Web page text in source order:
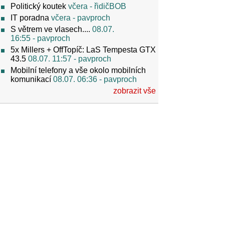
Politický koutek včera - řidičBOB
IT poradna včera - pavproch
S větrem ve vlasech.... 08.07.
16:55 - pavproch
5x Millers + OffTopíč: LaS Tempesta GTX
43.5 08.07. 11:57 - pavproch
Mobilní telefony a vše okolo mobilních
komunikací 08.07. 06:36 - pavproch
zobrazit vše